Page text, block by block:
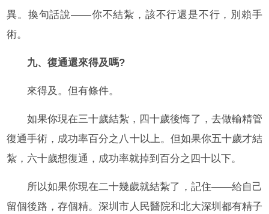
異。換句話說——你不結紮，該不行還是不行，別賴手
術。
九、復通還來得及嗎?
來得及。但有條件。
如果你現在三十歲結紮，四十歲後悔了，去做輸精管
復通手術，成功率百分之八十以上。但如果你五十歲才結
紮，六十歲想復通，成功率就掉到百分之四十以下。
所以如果你現在二十幾歲就結紮了，記住——給自己
留個後路，存個精。深圳市人民醫院和北大深圳都有精子